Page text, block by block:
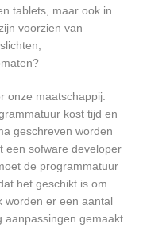
tablets, maar ook in
voorzien van
onze maatschappij.
kost tijd en
geschreven worden
een sofware developer
de programmatuur
het geschikt is om
worden er een aantal
aanpassingen gemaakt